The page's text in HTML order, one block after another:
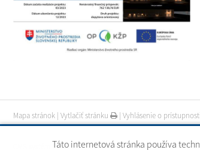
Táto internetová stránka používa
Mapa stránok| Vytlačiť stránku | Vyhlásenie o prístupnosti
CMS systém (redakčný) systém ECHELON 2 |web portál|